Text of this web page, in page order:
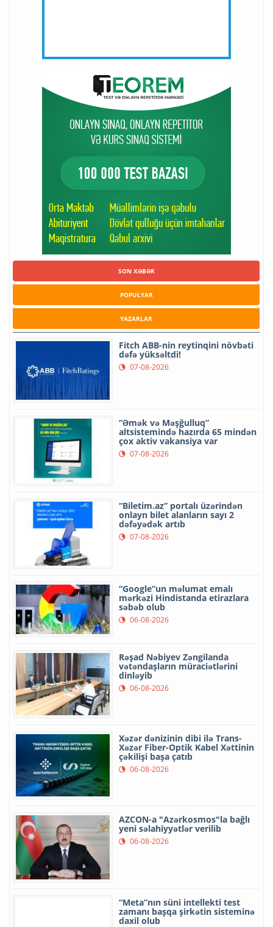
SON XƏBƏR
POPULYAR
YAZARLAR
Fitch ABB-nin reytinqini növbəti
dəfə yüksəltdi!
07-08-2026
“Əmək və Məşğulluq”
altsistemində hazırda 65 mindən
çox aktiv vakansiya var
07-08-2026
“Biletim.az” portalı üzərindən
onlayn bilet alanların sayı 2
dəfəyədək artıb
07-08-2026
“Google”un məlumat emalı
mərkəzi Hindistanda etirazlara
səbəb olub
06-08-2026
Rəşad Nəbiyev Zəngilanda
vətəndaşların müraciətlərini
dinləyib
06-08-2026
Xəzər dənizinin dibi ilə Trans-
Xəzər Fiber-Optik Kabel Xəttinin
çəkilişi başa çatıb
06-08-2026
AZCON-a "Azərkosmos"la bağlı
yeni səlahiyyətlər verilib
06-08-2026
“Meta”nın süni intellekti test
zamanı başqa şirkətin sisteminə
daxil olub